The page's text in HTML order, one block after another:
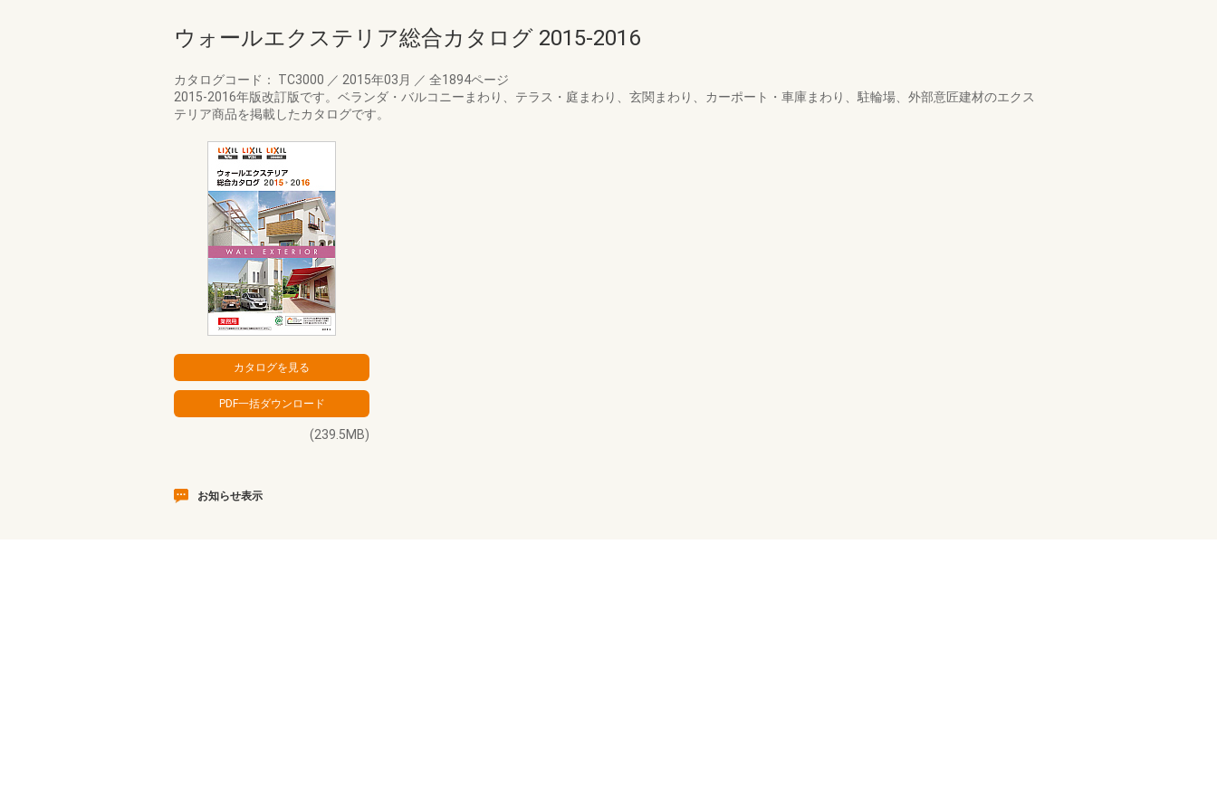
ウォールエクステリア総合カタログ 2015‐2016
カタログコード： TC3000 ／ 2015年03月 ／ 全1894ページ
2015-2016年版改訂版です。ベランダ・バルコニーまわり、テラス・庭まわり、玄関まわり、カーポート・車庫まわり、駐輪場、外部意匠建材のエクス
テリア商品を掲載したカタログです。
(239.5MB)
お知らせ表示